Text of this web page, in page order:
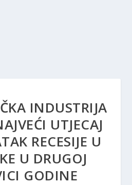
INDUSTRIJA
UTJECAJ
RECESIJE U
U DRUGOJ
GODINE